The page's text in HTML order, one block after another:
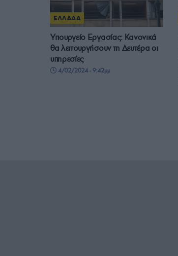
ΕΛΛΑΔΑ
Υπουργείο Εργασίας: Κανονικά
θα λειτουργήσουν τη Δευτέρα οι
υπηρεσίες
4/02/2024 - 9:42μμ